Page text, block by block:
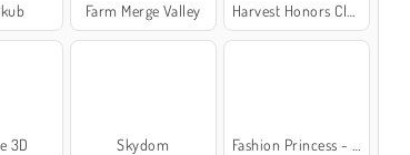
Farm Merge Valley
3D Skydom